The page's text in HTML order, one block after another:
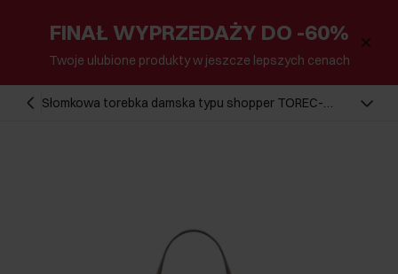
FINAŁ WYPRZEDAŻY DO -60%
Twoje ulubione produkty w jeszcze lepszych cenach
Słomkowa torebka damska typu shopper TOREC-